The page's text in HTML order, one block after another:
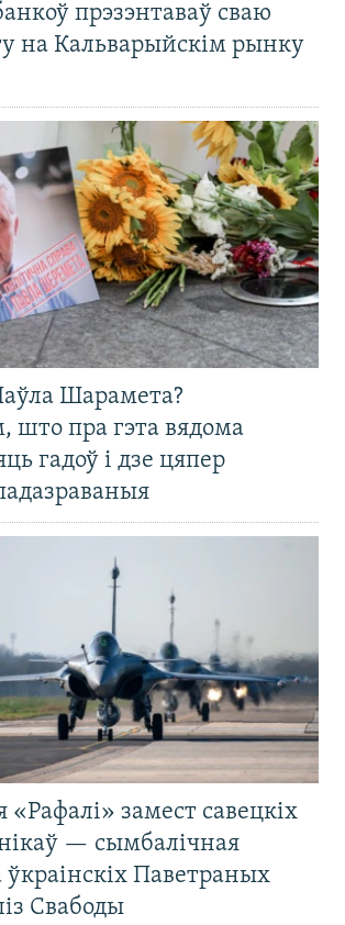
прэзэнтаваў сваю
на Кальварыйскім рынку
Шарамета?
што пра гэта вядома
гадоў і дзе цяпер
«Рафалі» замест савецкіх
— сымбалічная
ўкраінскіх Паветраных
Свабоды